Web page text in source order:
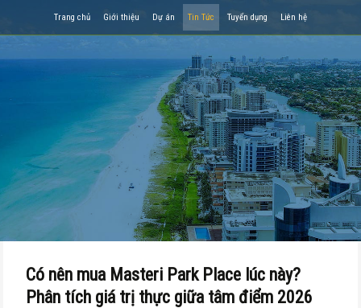
Trang chủ Giới thiệu Dự án Tin Tức Tuyển dụng Liên hệ
Có nên mua Masteri Park Place lúc này?
Phân tích giá trị thực giữa tâm điểm 2026